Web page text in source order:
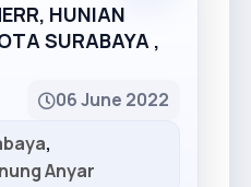
HUNIAN
SURABAYA ,
06 June 2022
,
Anyar